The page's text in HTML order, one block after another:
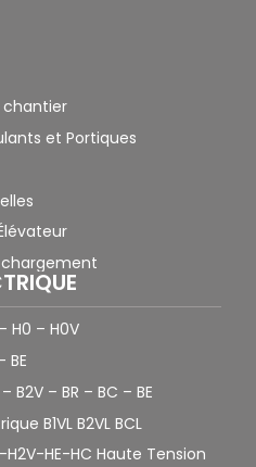
chantier
et Portiques
chargement
H0 – H0V
BE
– BR – BC – BE
B1VL B2VL BCL
HE-HC Haute Tension